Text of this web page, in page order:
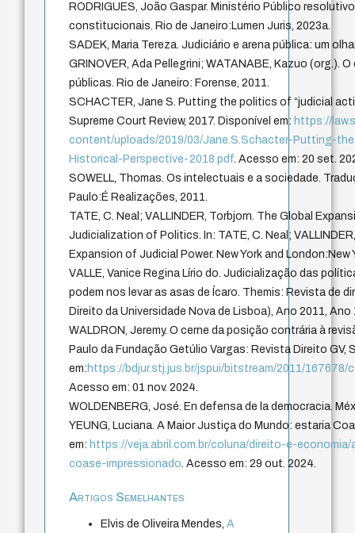
RODRIGUES, João Gaspar. Ministério Público
constitucionais. Rio de Janeiro:Lumen Juris, 2023a.
SADEK, Maria Tereza. Judiciário e arena pública: um
GRINOVER, Ada Pellegrini; WATANABE, Kazuo (org.).
públicas. Rio de Janeiro: Forense, 2011.
SCHACTER, Jane S. Putting the politics of “judicial
Supreme Court Review, 2017. Disponível em: https://
content/uploads/2019/03/Jane.S.Schacter-Putting-
Historical-Perspective-2018.pdf. Acesso em: 20 set.
SOWELL, Thomas. Os intelectuais e a sociedade.
Paulo:É Realizações, 2011.
TATE, C. Neal; VALLINDER, Torbjorn. The Global
Judicialization of Politics. In: TATE, C. Neal;
Expansion of Judicial Power. New York and London:New
VALLE, Vanice Regina Lírio do. Judicialização das
podem nos levar as asas de Ícaro. Themis: Revista de
Direito da Universidade Nova de Lisboa), Ano 2011,
WALDRON, Jeremy. O cerne da posição contrária à
Paulo da Fundação Getúlio Vargas: Revista Direito GV,
em: https://bdjur.stj.jus.br/jspui/bitstream/2011/167678/
Acesso em: 01 nov. 2024.
WOLDENBERG, José. En defensa de la democracia.
YEUNG, Luciana. A Maior Justiça do Mundo: estaria
em: https://veja.abril.com.br/coluna/direito-e-
coase-impressionado. Acesso em: 29 out. 2024.
Artigos Semelhantes
Elvis de Oliveira Mendes,A